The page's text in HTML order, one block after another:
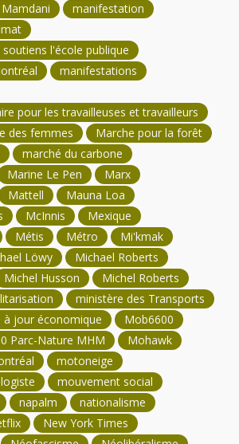
Mamdani
manifestation
l'école publique
manifestations
pour les travailleuses et travailleurs
des femmes
Marche pour la forêt
marché du carbone
Marine Le Pen
Marx
Mattell
Mauna Loa
McInnis
Mexique
Métis Métro
Mi'kmak
Löwy
Michael Roberts
Michel Husson
Michel Roberts
ministère des Transports
à jour économique
Mob6600
Parc-Nature MHM
Mohawk
motoneige
mouvement social
napalm
nationalisme
New York Times